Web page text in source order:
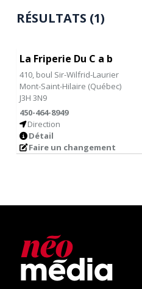
RÉSULTATS (1)
La Friperie Du C a b
410, boul Sir-Wilfrid-Laurier
Mont-Saint-Hilaire (Québec)
J3H 3N9
450-464-8949
Direction
Détail
Faire un changement